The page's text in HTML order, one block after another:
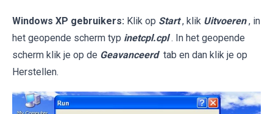
Windows XP gebruikers: Klik op Start , klik Uitvoeren , in
het geopende scherm typ inetcpl.cpl . In het geopende
scherm klik je op de Geavanceerd tab en dan klik je op
Herstellen.